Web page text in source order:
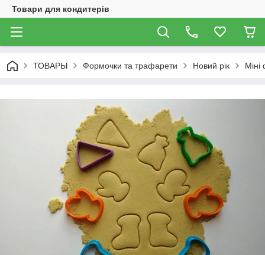
Товари для кондитерів
ТОВАРЫ Формочки та трафарети Новий рік